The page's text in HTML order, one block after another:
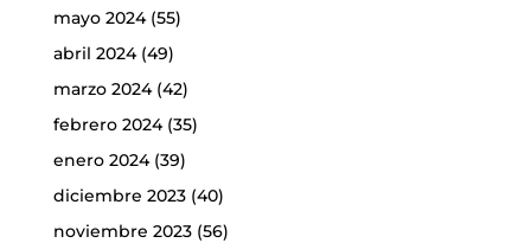
mayo 2024(55)
abril 2024(49)
marzo 2024(42)
febrero 2024(35)
enero 2024(39)
diciembre 2023(40)
noviembre 2023(56)